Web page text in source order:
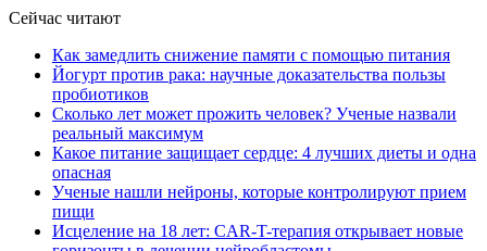
Сейчас читают
Как замедлить снижение памяти с помощью питания
Йогурт против рака: научные доказательства пользы
пробиотиков
Сколько лет может прожить человек? Ученые назвали
реальный максимум
Какое питание защищает сердце: 4 лучших диеты и одна
опасная
Ученые нашли нейроны, которые контролируют прием
пищи
Исцеление на 18 лет: CAR-T-терапия открывает новые